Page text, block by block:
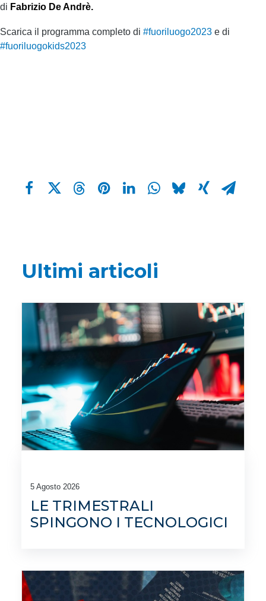
di Fabrizio De Andrè.
Scarica il programma completo di #fuoriluogo2023 e di
#fuoriluogokids2023
Ultimi articoli
5 Agosto 2026
LE TRIMESTRALI
SPINGONO I TECNOLOGICI